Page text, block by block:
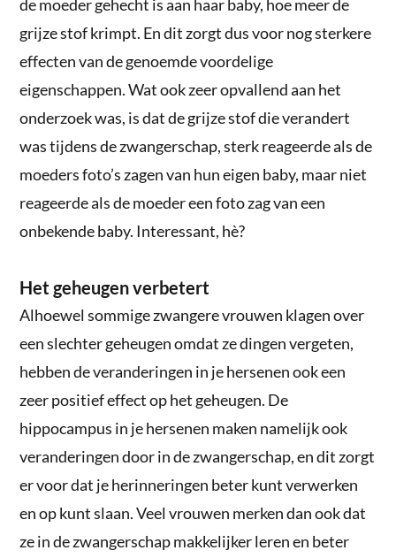
de moeder gehecht is aan haar baby, hoe meer de
grijze stof krimpt. En dit zorgt dus voor nog sterkere
effecten van de genoemde voordelige
eigenschappen. Wat ook zeer opvallend aan het
onderzoek was, is dat de grijze stof die verandert
was tijdens de zwangerschap, sterk reageerde als de
moeders foto’s zagen van hun eigen baby, maar niet
reageerde als de moeder een foto zag van een
onbekende baby. Interessant, hè?
Het geheugen verbetert
Alhoewel sommige zwangere vrouwen klagen over
een slechter geheugen omdat ze dingen vergeten,
hebben de veranderingen in je hersenen ook een
zeer positief effect op het geheugen. De
hippocampus in je hersenen maken namelijk ook
veranderingen door in de zwangerschap, en dit zorgt
er voor dat je herinneringen beter kunt verwerken
en op kunt slaan. Veel vrouwen merken dan ook dat
ze in de zwangerschap makkelijker leren en beter